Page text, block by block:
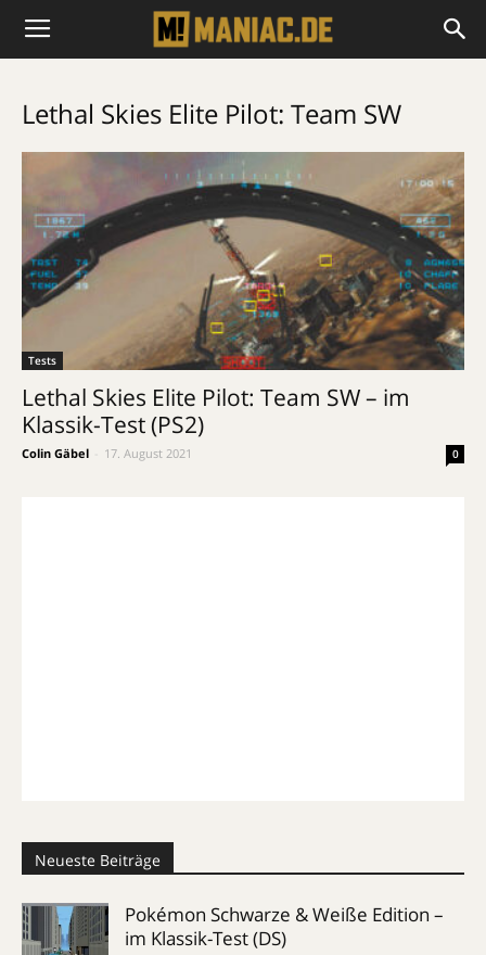
Lethal Skies Elite Pilot: Team SW
Tests
Lethal Skies Elite Pilot: Team SW – im
Klassik-Test (PS2)
Colin Gäbel 17. August 2021 0
Neueste Beiträge
Pokémon Schwarze & Weiße Edition –
im Klassik-Test (DS)